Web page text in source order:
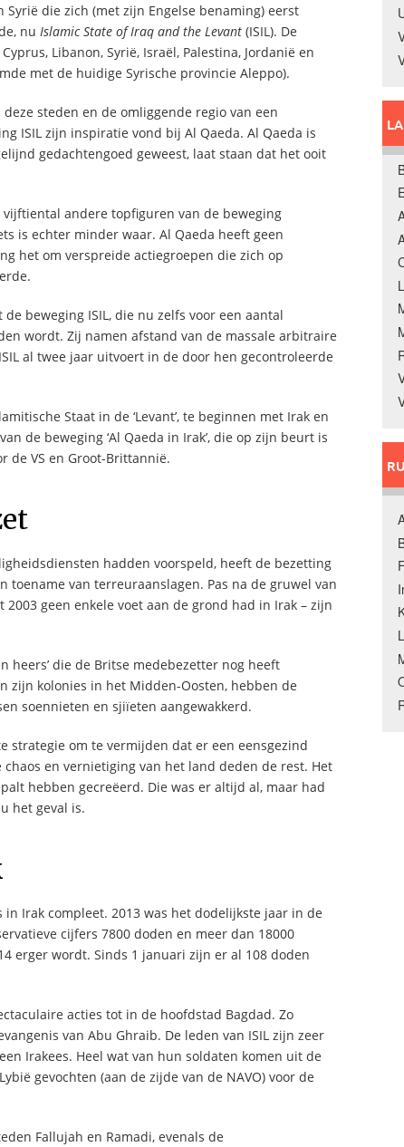
die zich (met zijn Engelse benaming) eerst
nu Islamic State of Iraq and the Levant (ISIL). De
Libanon, Syrië, Israël, Palestina, Jordanië en
met de huidige Syrische provincie Aleppo).
steden en de omliggende regio van een
ISIL zijn inspiratie vond bij Al Qaeda. Al Qaeda is
gedachtengoed geweest, laat staan dat het ooit
andere topfiguren van de beweging
is echter minder waar. Al Qaeda heeft geen
het om verspreide actiegroepen die zich op
beweging ISIL, die nu zelfs voor een aantal
wordt. Zij namen afstand van de massale arbitraire
al twee jaar uitvoert in de door hen gecontroleerde
Staat in de ‘Levant’, te beginnen met Irak en
de beweging ‘Al Qaeda in Irak’, die op zijn beurt is
de VS en Groot-Brittannië.
hadden voorspeld, heeft de bezetting
van terreuraanslagen. Pas na de gruwel van
geen enkele voet aan de grond had in Irak – zijn
heers’ die de Britse medebezetter nog heeft
zijn kolonies in het Midden-Oosten, hebben de
soennieten en sjiïeten aangewakkerd.
strategie om te vermijden dat er een eensgezind
en vernietiging van het land deden de rest. Het
hebben gecreëerd. Die was er altijd al, maar had
het geval is.
Irak compleet. 2013 was het dodelijkste jaar in de
cijfers 7800 doden en meer dan 18000
erger wordt. Sinds 1 januari zijn er al 108 doden
acties tot in de hoofdstad Bagdad. Zo
van Abu Ghraib. De leden van ISIL zijn zeer
Irakees. Heel wat van hun soldaten komen uit de
gevochten (aan de zijde van de NAVO) voor de
Fallujah en Ramadi, evenals de